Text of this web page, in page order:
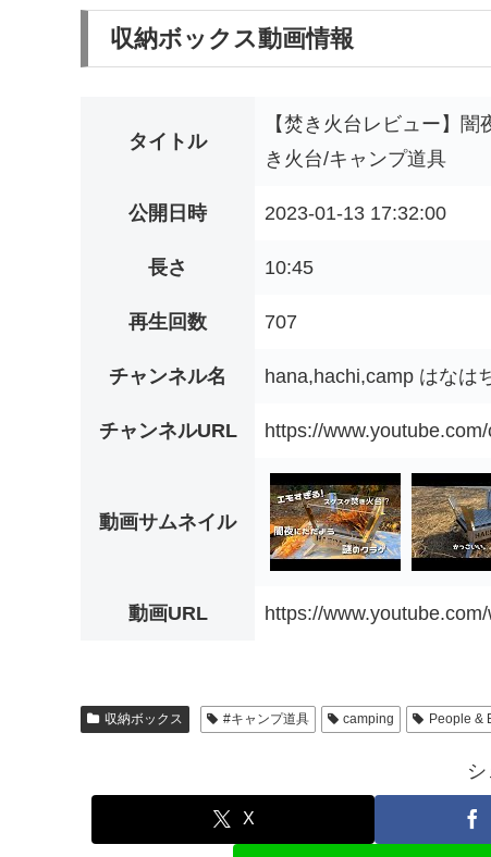
収納ボックス動画情報
タイトル
【焚き火台レビュー】
き火台/キャンプ道具
公開日時 2023-01-13 17:32:00
長さ 10:45
再生回数 707
チャンネル名 hana,hachi,camp はなは
チャンネルURL https://
動画サムネイル
動画URL https://
収納ボックス #キャンプ道具 camping People &
X